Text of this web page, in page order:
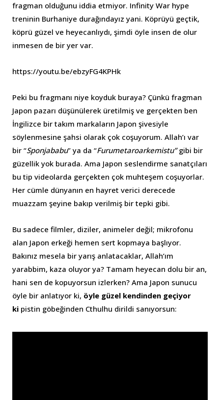
fragman olduğunu iddia etmiyor. Infinity War hype
treninin Burhaniye durağındayız yani. Köprüyü geçtik,
köprü güzel ve heyecanlıydı, şimdi öyle insen de olur
inmesen de bir yer var.
https://youtu.be/ebzyFG4KPHk
Peki bu fragmanı niye koyduk buraya? Çünkü fragman
Japon pazarı düşünülerek üretilmiş ve gerçekten ben
İngilizce bir takım markaların Japon şivesiyle
söylenmesine şahsi olarak çok coşuyorum. Allah’ı var
bir “Sponjababu” ya da “Furumetaroarkemistu”gibi bir
güzellik yok burada. Ama Japon seslendirme sanatçıları
bu tip videolarda gerçekten çok muhteşem coşuyorlar.
Her cümle dünyanın en hayret verici derecede
muazzam şeyine bakıp verilmiş bir tepki gibi.
Bu sadece filmler, diziler, animeler değil; mikrofonu
alan Japon erkeği hemen sert kopmaya başlıyor.
Bakınız mesela bir yarış anlatacaklar, Allah’ım
yarabbim, kaza oluyor ya? Tamam heyecan dolu bir an,
hani sen de kopuyorsun izlerken? Ama Japon sunucu
öyle bir anlatıyor ki, öyle güzel kendinden geçiyor
ki pistin göbeğinden Cthulhu dirildi sanıyorsun: